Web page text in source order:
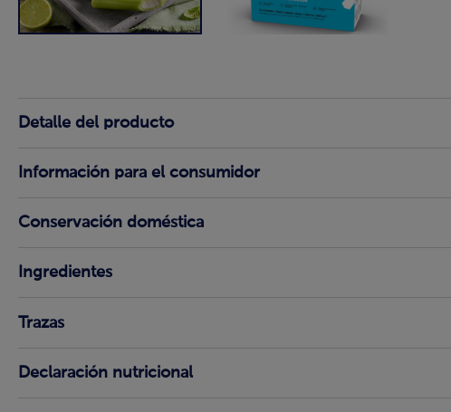
Detalle del producto
Información para el consumidor
Conservación doméstica
Ingredientes
Trazas
Declaración nutricional